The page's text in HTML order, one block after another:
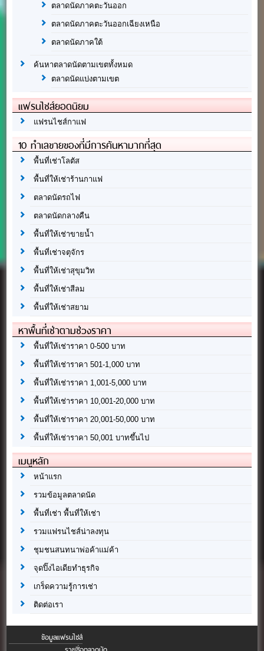
ตลาดนัดภาคตะวันออก
ตลาดนัดภาคตะวันออกเฉียงเหนือ
ตลาดนัดภาคใต้
ค้นหาตลาดนัดตามเขตทั้งหมด
ตลาดนัดแบ่งตามเขต
แฟรนไชส์ยอดนิยม
แฟรนไชส์กาแฟ
10 ทำเลขายของที่มีการค้นหามากที่สุด
พื้นที่เช่าโลตัส
พื้นที่ให้เช่าร้านกาแฟ
ตลาดนัดรถไฟ
ตลาดนัดกลางคืน
พื้นที่ให้เช่าขายน้ำ
พื้นที่เช่าจตุจักร
พื้นที่ให้เช่าสุขุมวิท
พื้นที่ให้เช่าสีลม
พื้นที่ให้เช่าสยาม
หาพื้นที่เช่าตามช่วงราคา
พื้นที่ให้เช่าราคา 0-500 บาท
พื้นที่ให้เช่าราคา 501-1,000 บาท
พื้นที่ให้เช่าราคา 1,001-5,000 บาท
พื้นที่ให้เช่าราคา 10,001-20,000 บาท
พื้นที่ให้เช่าราคา 20,001-50,000 บาท
พื้นที่ให้เช่าราคา 50,001 บาทขึ้นไป
เมนูหลัก
หน้าแรก
รวมข้อมูลตลาดนัด
พื้นที่เช่า พื้นที่ให้เช่า
รวมแฟรนไชส์น่าลงทุน
ชุมชนสนทนาพ่อค้าแม่ค้า
จุดปิ๊งไอเดียทำธุรกิจ
เกร็ดความรู้การเช่า
ติดต่อเรา
ข้อมูลแฟรนไชส์